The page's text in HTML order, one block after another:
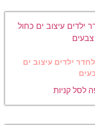
ילדים עיצוב ים
לסל קניות